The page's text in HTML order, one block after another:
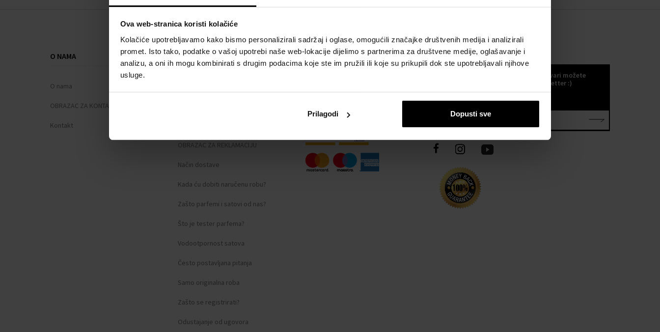
Ova web-stranica koristi kolačiće
Kolačiće upotrebljavamo kako bismo personalizirali sadržaj i oglase, omogućili značajke društvenih medija i analizirali
promet. Isto tako, podatke o vašoj upotrebi naše web-lokacije dijelimo s partnerima za društvene medije, oglašavanje i
analizu, a oni ih mogu kombinirati s drugim podacima koje ste im pružili ili koje su prikupili dok ste upotrebljavali njihove
usluge.
Prilagodi Dopusti sve
O NAMA
O nama
OBRAZAC ZA KONTAKT
Kontakt
SVE O KUPNJI
OBRAZAC ZA REKLAMACIJU
Način dostave
Kada ću dobiti naručenu robu?
Zašto parfemi i satovi od nas?
Što je tester parfema?
Vodootpornost satova
Često postavljana pitanja
Samo originalna roba
Zašto se registrirati?
Odustajanje od ugovora
NAČINI PLAĆANJA KOKULETTER
Novosti, trendove i druge odlične stvari možete
primati ako se odlučite za naš kokuletter :)
E-mail*